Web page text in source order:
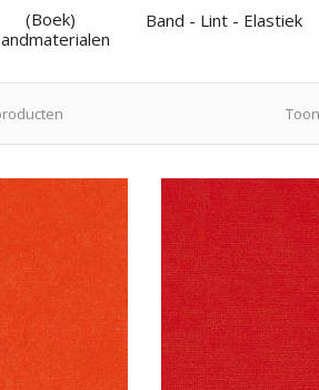
(Boek)
Band - Lint - Elastiek
Toon